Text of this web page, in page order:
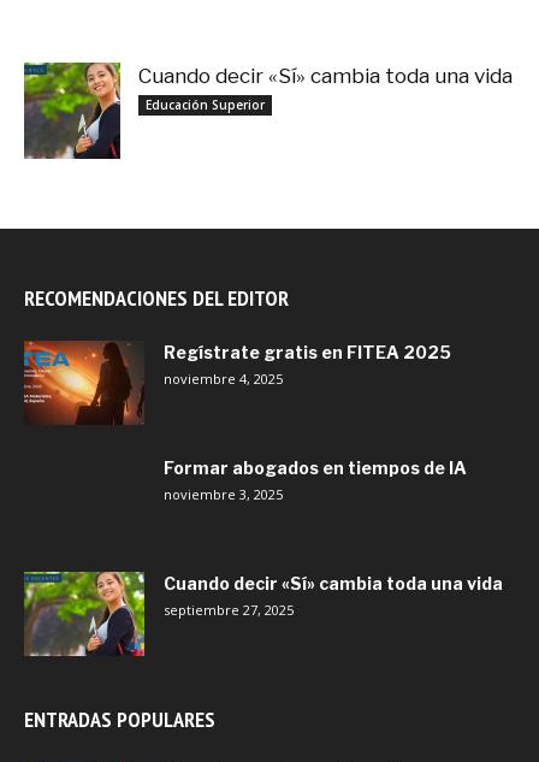
Cuando decir «Sí» cambia toda una vida
Educación Superior
RECOMENDACIONES DEL EDITOR
Regístrate gratis en FITEA 2025
noviembre 4, 2025
Formar abogados en tiempos de IA
noviembre 3, 2025
Cuando decir «Sí» cambia toda una vida
septiembre 27, 2025
ENTRADAS POPULARES